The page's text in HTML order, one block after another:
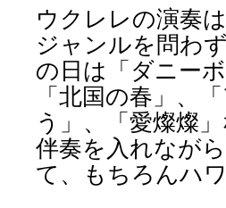
ウクレレの演奏
ジャンルを問わ
の日は「ダニー
「北国の春」、
う」、「愛燦燦
伴奏を入れなが
て、もちろんハ